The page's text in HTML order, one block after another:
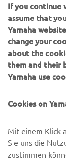
SUPPORT
NEWSLETTER
Erfahre als Erster
If you continue
assume that
Yamaha
change your
about the
them and their
Yamaha use
Cookies on
Mit einem Klick
Sie uns die
zustimmen